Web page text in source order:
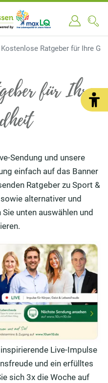
Kostenlose Ratgeber für Ihre
für Ihre
Sendung und unsere
einfach auf das Banner
Ratgeber zu Sport &
alternativer und
unten auswählen und
Live-Impulse
und ein erfülltes
sich 3x die Woche auf